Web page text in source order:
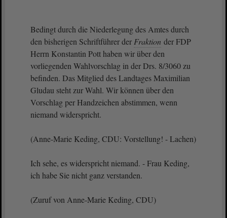
Bedingt durch die Niederlegung des Amtes durch
den bisherigen Schriftführer der Fraktion der FDP
Herrn Konstantin Pott haben wir über den
vorliegenden Wahlvorschlag in der Drs. 8/3060 zu
befinden. Das Mitglied des Landtages Maximilian
Gludau steht zur Wahl. Wir können über den
Vorschlag per Handzeichen abstimmen, wenn
niemand widerspricht.
(Anne-Marie Keding, CDU: Vorstellung! - Lachen)
Ich sehe, es widerspricht niemand. - Frau Keding,
ich habe Sie nicht ganz verstanden.
(Zuruf von Anne-Marie Keding, CDU)